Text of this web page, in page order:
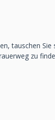
tauschen Sie
zu